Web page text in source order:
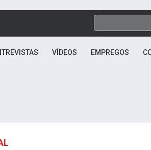
VÍDEOS EMPREGOS